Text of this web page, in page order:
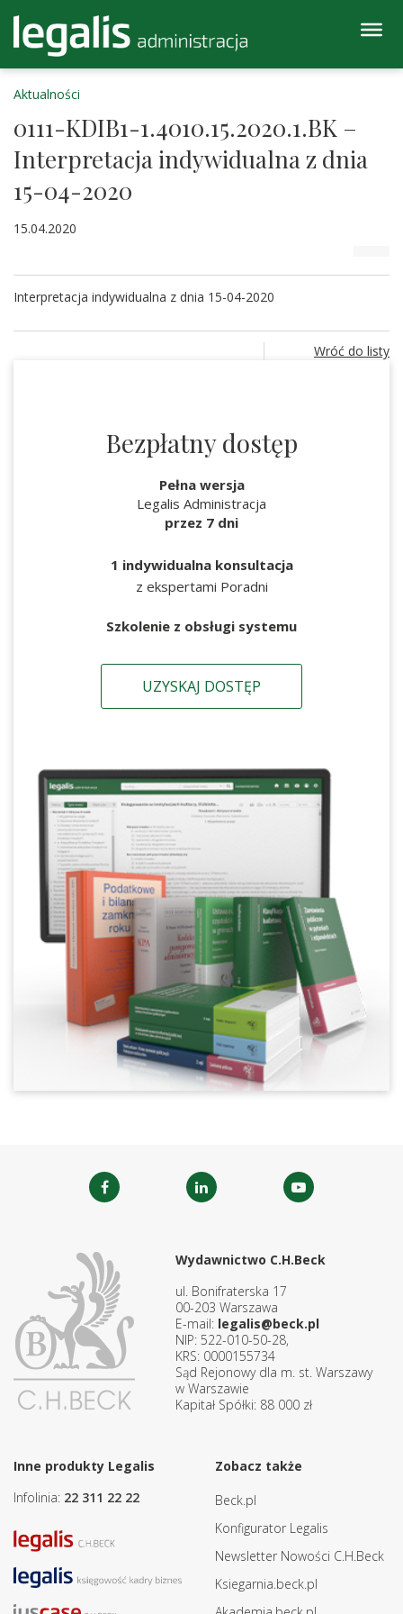
Aktualności
0111-KDIB1-1.4010.15.2020.1.BK –
Interpretacja indywidualna z dnia
15-04-2020
15.04.2020
Interpretacja indywidualna z dnia 15-04-2020
Wróć do listy
Bezpłatny dostęp
Pełna wersja
Legalis Administracja
przez 7 dni
1 indywidualna konsultacja
z ekspertami Poradni
Szkolenie z obsługi systemu
UZYSKAJ DOSTĘP
Wydawnictwo C.H.Beck
ul. Bonifraterska 17
00-203 Warszawa
E-mail: legalis@beck.pl
NIP: 522-010-50-28,
KRS: 0000155734
Sąd Rejonowy dla m. st. Warszawy
w Warszawie
Kapitał Spółki: 88 000 zł
Inne produkty Legalis
Infolinia: 22 311 22 22
Zobacz także
Beck.pl
Konfigurator Legalis
Newsletter Nowości C.H.Beck
Ksiegarnia.beck.pl